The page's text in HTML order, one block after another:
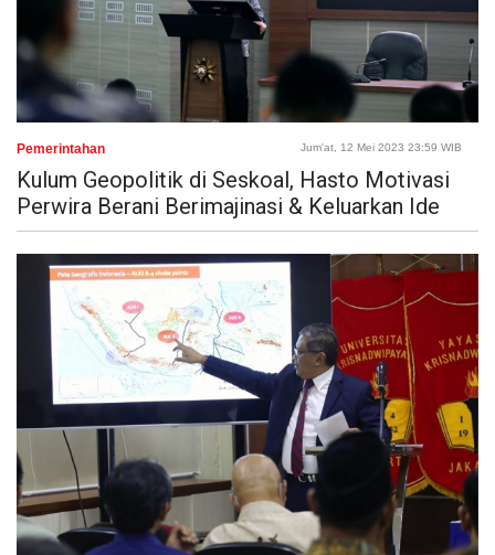
Pemerintahan Jum'at, 12 Mei 2023 23:59 WIB
Kulum Geopolitik di Seskoal, Hasto Motivasi
Perwira Berani Berimajinasi & Keluarkan Ide